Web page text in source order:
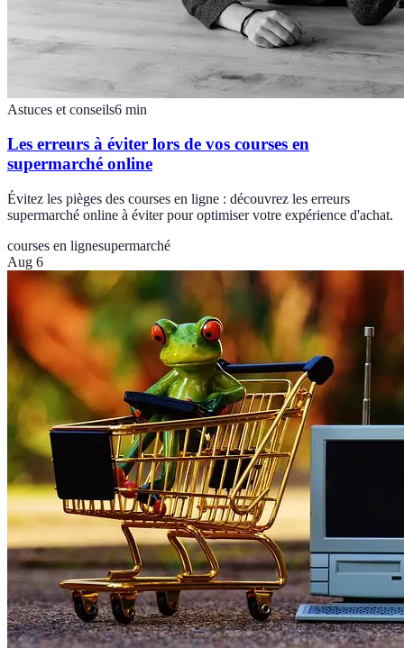
Astuces et conseils6 min
Les erreurs à éviter lors de vos courses en
supermarché online
Évitez les pièges des courses en ligne : découvrez les erreurs
supermarché online à éviter pour optimiser votre expérience d'achat.
courses en lignesupermarché
Aug 6